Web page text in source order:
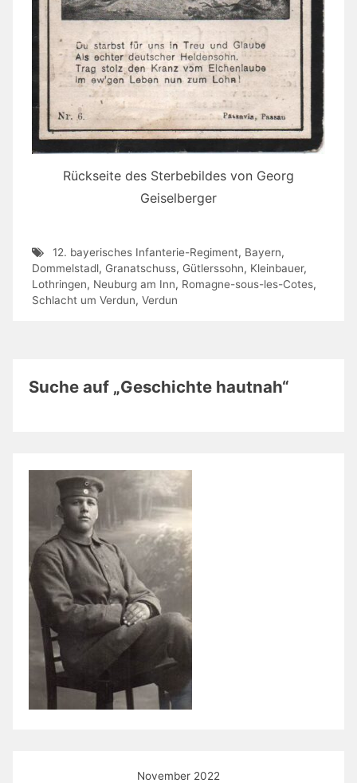
Rückseite des Sterbebildes von Georg
Geiselberger
12. bayerisches Infanterie-Regiment, Bayern,
Dommelstadl, Granatschuss, Gütlerssohn, Kleinbauer,
Lothringen, Neuburg am Inn, Romagne-sous-les-Cotes,
Schlacht um Verdun, Verdun
Suche auf „Geschichte hautnah“
November 2022